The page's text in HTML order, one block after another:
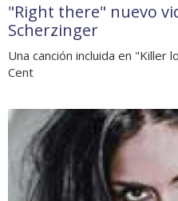
"Right there" nuevo
Scherzinger
Una canción incluida en "Killer
Cent